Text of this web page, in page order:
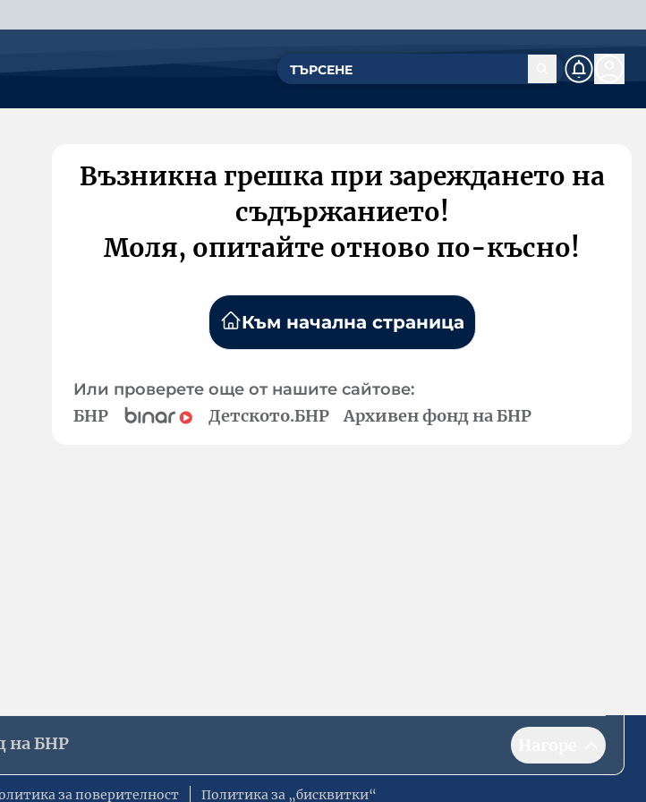
Възникна грешка при зареждането на
съдържанието!
Моля, опитайте отново по-късно!
Към начална страница
Или проверете още от нашите сайтове:
БНР Детското.БНР Архивен фонд на БНР
на БНР
за поверителност Политика за „бисквитки“